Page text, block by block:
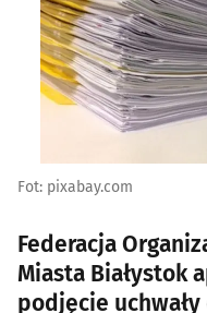
Fot: pixabay.com
Federacja
Miasta Białystok
podjęcie